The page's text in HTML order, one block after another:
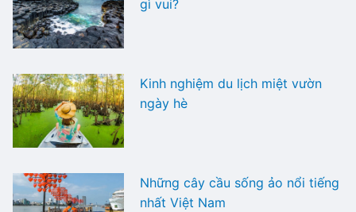
gì vui?
Kinh nghiệm du lịch miệt vườn
ngày hè
Những cây cầu sống ảo nổi tiếng
nhất Việt Nam